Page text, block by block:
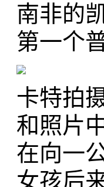
南非的
第一个
卡特拍
和照片
在向一
女孩后